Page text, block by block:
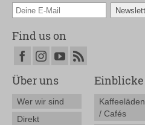
Find us on
Über uns
Wer wir sind
Direkt
Einblicke
Kaffeeläden
/ Cafés